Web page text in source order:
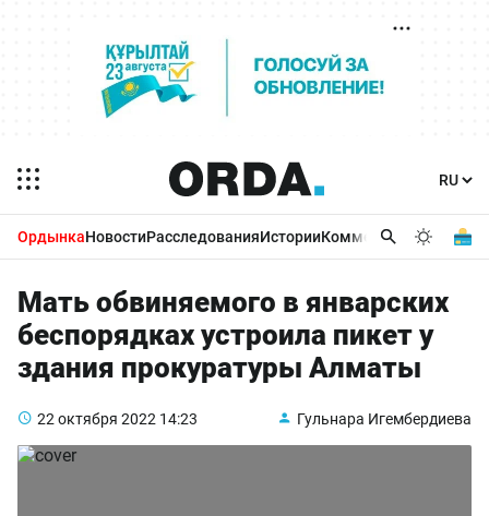
ОрдынкаНовостиРасследованияИсторииКомментарииБизнес
Мать обвиняемого в январских
беспорядках устроила пикет у
здания прокуратуры Алматы
22 октября 2022 14:23 Гульнара Игембердиева